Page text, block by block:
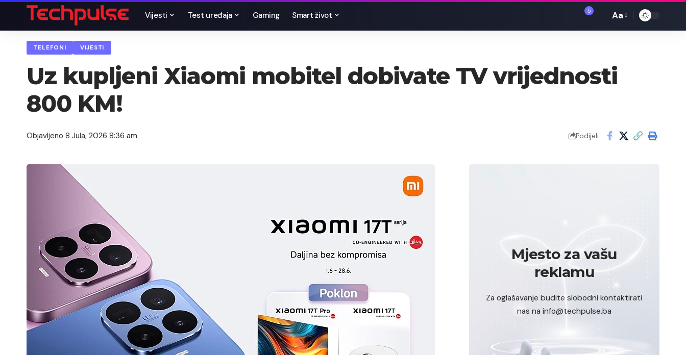
Vijesti Test uređaja Gaming Smart život 5
Font
Aa
TELEFONI VIJESTI
Uz kupljeni Xiaomi mobitel dobivate TV vrijednosti
800 KM!
Objavljeno 8 Jula, 2026 8:36 am Podijeli
Mjesto za vašu
reklamu
Za oglašavanje budite slobodni kontaktirati
nas na info@techpulse.ba